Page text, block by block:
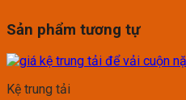
Sản phẩm tương tự
Kệ trung tải